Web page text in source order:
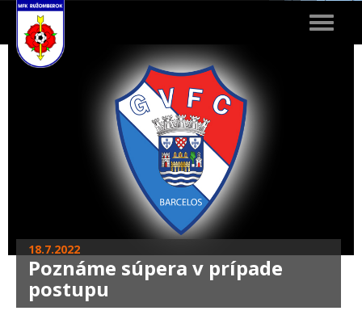
Toggle
18.7.2022
Poznáme súpera v prípade
postupu